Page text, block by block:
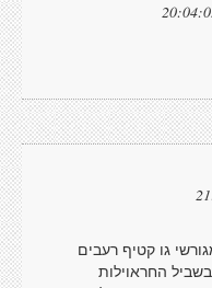
גו קטיף רעבים
החראוילות